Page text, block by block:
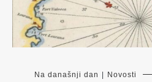
Na današnji dan | Novosti